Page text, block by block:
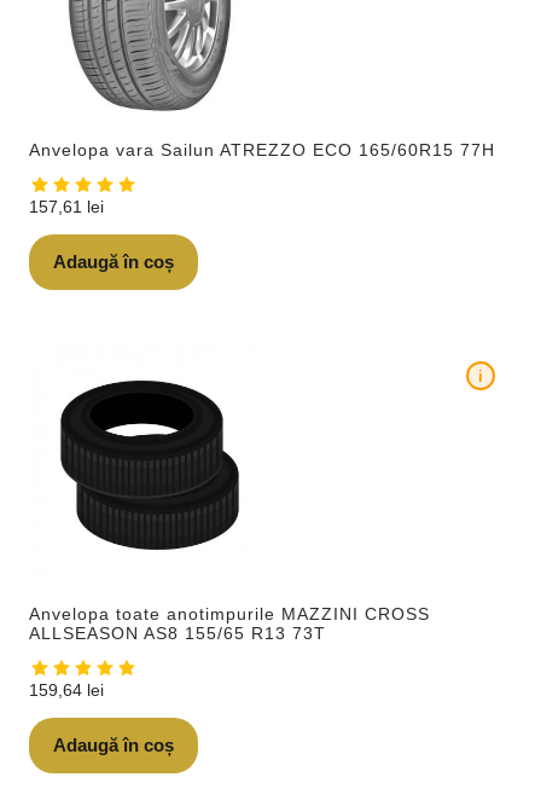
Anvelopa vara Sailun ATREZZO ECO 165/60R15 77H
157,61 lei
Adaugă în coș
Anvelopa toate anotimpurile MAZZINI CROSS
ALLSEASON AS8 155/65 R13 73T
i
159,64 lei
Adaugă în coș